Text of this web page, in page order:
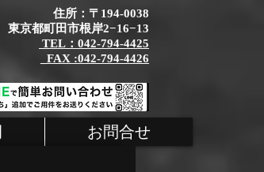
住所：〒194-0038
東京都町田市根岸2−16−13
TEL：042-794-4425
_FAX :042-794-4426
お問合せ